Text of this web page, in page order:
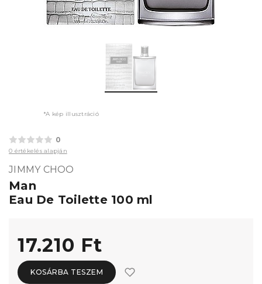
*A kép illusztráció
0
0 értékelés alapján
JIMMY CHOO
Man
Eau De Toilette 100 ml
17.210 Ft
KOSÁRBA TESZEM